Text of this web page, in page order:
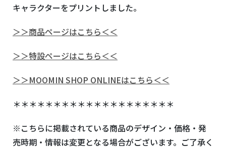
キャラクターをプリントしました。
＞＞商品ページはこちら＜＜
＞＞特設ページはこちら＜＜
＞＞MOOMIN SHOP ONLINEはこちら＜＜
＊＊＊＊＊＊＊＊＊＊＊＊＊＊＊＊＊＊＊＊
※こちらに掲載されている商品のデザイン・価格・発
売時期・情報は変更となる場合がございます。ご了承く